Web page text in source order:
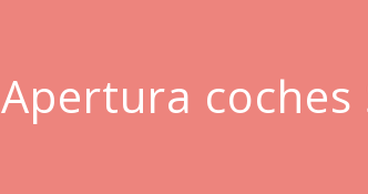
Apertura coches